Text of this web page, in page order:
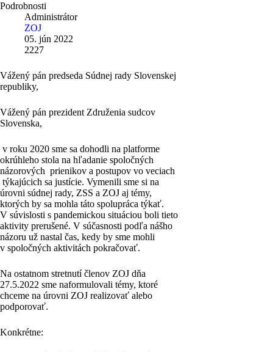
Podrobnosti
Administrátor
ZOJ
05. jún 2022
2227
Vážený pán predseda Súdnej rady Slovenskej
republiky,
Vážený pán prezident Združenia sudcov
Slovenska,
v roku 2020 sme sa dohodli na platforme
okrúhleho stola na hľadanie spoločných
názorových prienikov a postupov vo veciach
týkajúcich sa justície. Vymenili sme si na
úrovni súdnej rady, ZSS a ZOJ aj témy,
ktorých by sa mohla táto spolupráca týkať.
V súvislosti s pandemickou situáciou boli tieto
aktivity prerušené. V súčasnosti podľa nášho
názoru už nastal čas, kedy by sme mohli
v spoločných aktivitách pokračovať.
Na ostatnom stretnutí členov ZOJ dňa
27.5.2022 sme naformulovali témy, ktoré
chceme na úrovni ZOJ realizovať alebo
podporovať.
Konkrétne: